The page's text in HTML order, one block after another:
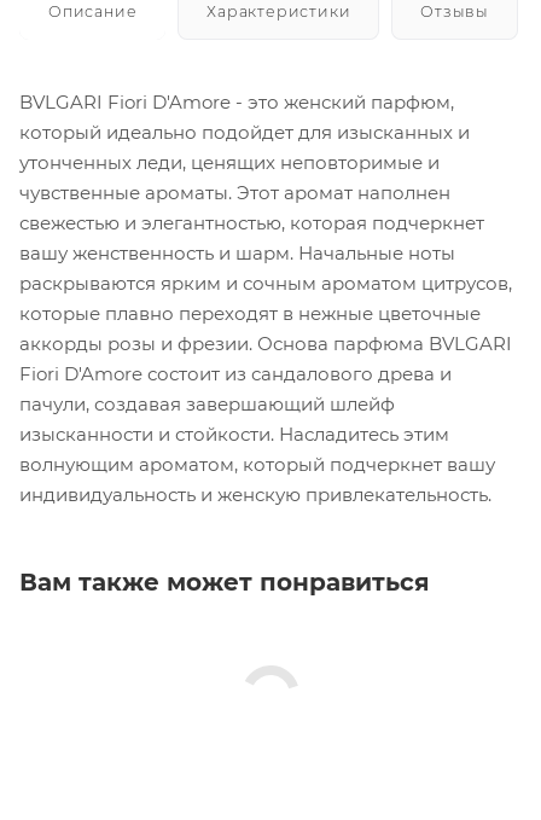
Описание Характеристики Отзывы
BVLGARI Fiori D'Amore - это женский парфюм,
который идеально подойдет для изысканных и
утонченных леди, ценящих неповторимые и
чувственные ароматы. Этот аромат наполнен
свежестью и элегантностью, которая подчеркнет
вашу женственность и шарм. Начальные ноты
раскрываются ярким и сочным ароматом цитрусов,
которые плавно переходят в нежные цветочные
аккорды розы и фрезии. Основа парфюма BVLGARI
Fiori D'Amore состоит из сандалового древа и
пачули, создавая завершающий шлейф
изысканности и стойкости. Насладитесь этим
волнующим ароматом, который подчеркнет вашу
индивидуальность и женскую привлекательность.
Вам также может понравиться